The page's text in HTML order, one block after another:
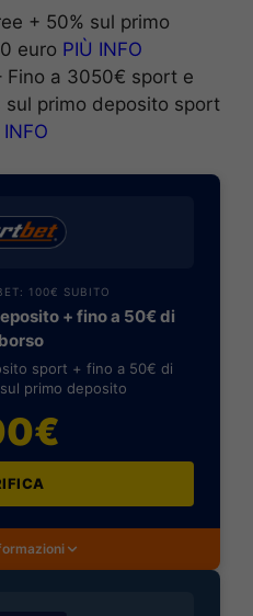
+ 50% sul primo
euro PIÙ INFO
Fino a 3050€ sport e
sul primo deposito sport
INFO
100€ SUBITO
+ fino a 50€ di
sport + fino a 50€ di
primo deposito